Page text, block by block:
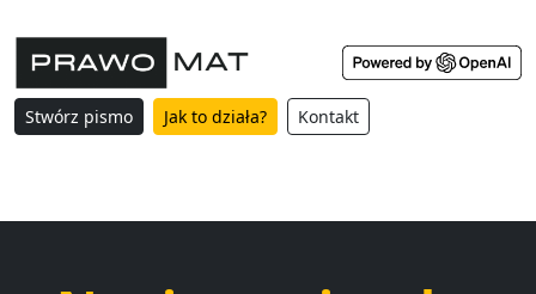
Stwórz pismo Jak to działa? Kontakt